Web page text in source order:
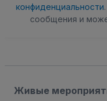
конфиденциальности
сообщения и
Живые